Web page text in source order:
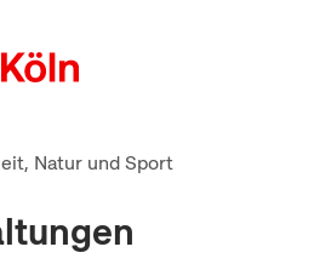
Natur und Sport